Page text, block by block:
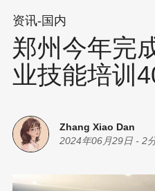
资讯-国内
郑州今年完
业技能培训
Zhang Xiao Dan
2024年06月29日 - 2